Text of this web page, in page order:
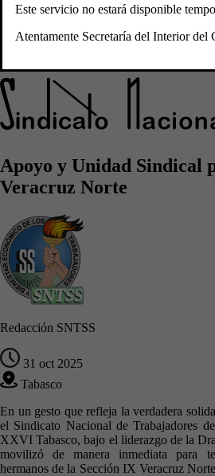
Sidicato Nacional
Trabajadores del
Este servicio no estará disponible
Atentamente Secretaría del Interior del
Apoyo y Unidad Sindical
Veracruz Norte
Redacción SNTSS
31 oct 2025
Tabasco
En un gesto que refleja la verdadera
el Sindicato Nacional de Trabajadores
XXVI Tabasco, bajo el liderazgo de la
movilizó de manera inmediata para
hermanos de la Sección IX Veracruz